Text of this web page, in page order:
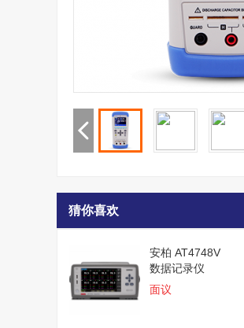
猜你喜欢
安柏 AT4748V
数据记录仪
面议